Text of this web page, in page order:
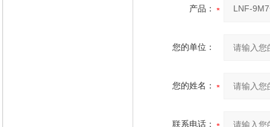
产品：
您的单位：
您的姓名：
联系电话：